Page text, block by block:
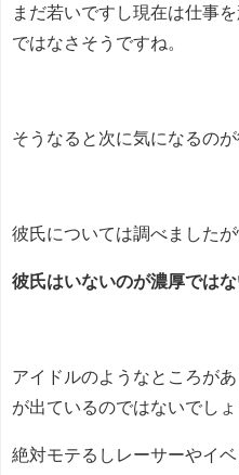
まだ若いですし現在は仕事
ではなさそうですね。
そうなると次に気になるの
彼氏については調べました
彼氏はいないのが濃厚ではな
アイドルのようなところが
が出ているのではないでしょ
絶対モテるしレーサーやイ